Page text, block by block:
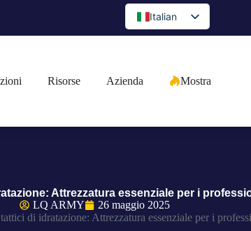
Italian
English
Portuguese
Russian
Bulgarian
Risorse Azienda Mostra
Attrezzatura essenziale per i
LQ ARMY
26 maggio 2025
di idratazione: Attrezzatura essenziale per i